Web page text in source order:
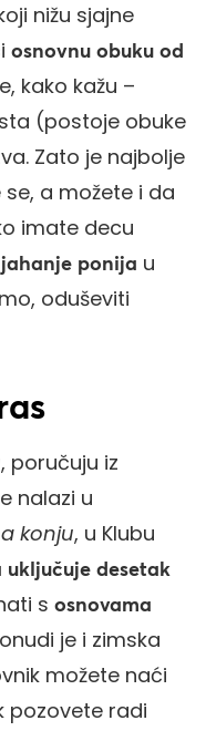
nižu sjajne
osnovnu obuku od
kako kažu –
(postoje obuke
Zato je najbolje
a možete i da
imate decu
jahanje ponija u
oduševiti
, poručuju iz
nalazi u
konju, u Klubu
uključuje desetak
s osnovama
je i zimska
možete naći
pozovete radi